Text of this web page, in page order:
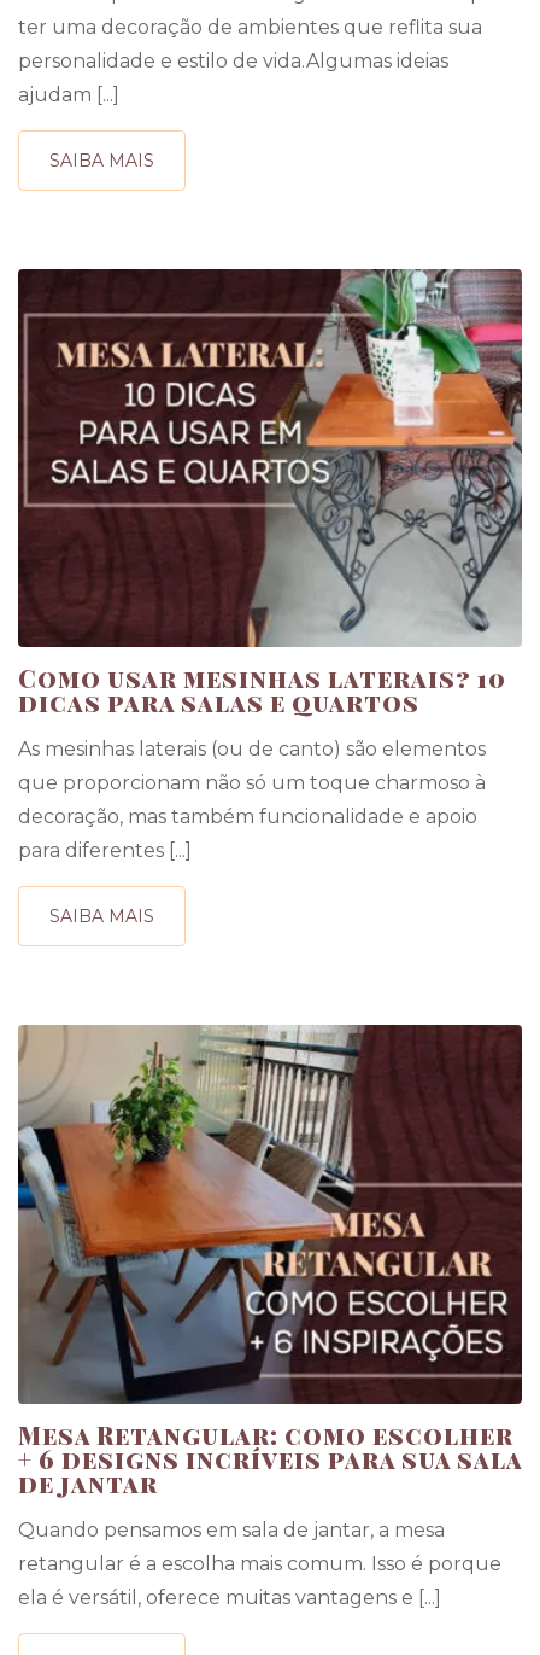
ter uma decoração de ambientes que reflita sua
personalidade e estilo de vida.Algumas ideias
ajudam [...]
SAIBA MAIS
Como usar mesinhas laterais? 10
dicas para salas e quartos
As mesinhas laterais (ou de canto) são elementos
que proporcionam não só um toque charmoso à
decoração, mas também funcionalidade e apoio
para diferentes [...]
SAIBA MAIS
Mesa Retangular: como escolher
+ 6 designs incríveis para sua sala
de jantar
Quando pensamos em sala de jantar, a mesa
retangular é a escolha mais comum. Isso é porque
ela é versátil, oferece muitas vantagens e [...]